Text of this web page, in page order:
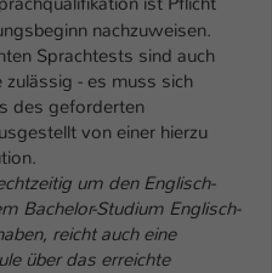
nachzuweisen.
Sprachtests sind auch
- es muss sich
des geforderten
von einer hierzu
um den Englisch-
Bachelor-Studium Englisch-
reicht auch eine
über das erreichte
Unter anderem eine zufällig
für die historische
vorgenommen
falls der Webseiten-
eingestellt hat.
PHPSESSID